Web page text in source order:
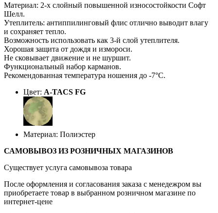
Материал: 2-х слойный повышенной износостойкости Софт
Шелл.
Утеплитель: антиппилинговый флис отлично выводит влагу
и сохраняет тепло.
Возможность использовать как 3-й слой утеплителя.
Хорошая защита от дождя и измороси.
Не сковывает движение и не шуршит.
Функциональный набор карманов.
Рекомендованная температура ношения до -7°С.
Цвет: A-TACS FG
Материал: Полиэстер
САМОВЫВОЗ ИЗ РОЗНИЧНЫХ МАГАЗИНОВ
Существует услуга самовывоза товара
После оформления и согласования заказа с менедежром вы
приобретаете товар в выбранном розничном магазине по
интернет-цене